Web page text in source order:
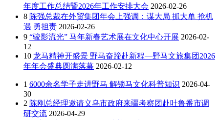
年度工作总结暨2026年工作安排大会 2026-02-26
8 陈强总裁在外贸集团年会上强调：谋大局 抓大单 抢机
遇 勇担责 2026-02-26
9 “骏影流光” 马年新春艺术展在文化中心开展 2026-02-
12
10 龙马精神开盛景 野马奋蹄赴新程—野马文旅集团2026
年年会盛典圆满落幕 2026-02-12
1 6000余名学子走进野马 解锁马文化科普知识 2026-04-
30
2 陈刚总经理邀请义乌市政府来疆考察团赴吐鲁番市调
研交流 2026-04-29